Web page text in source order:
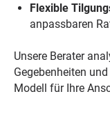
Flexible
anpassbaren
Unsere Berater
Gegebenheiten
Modell für Ihre